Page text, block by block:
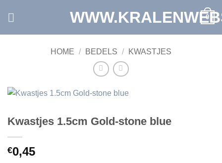
0
HOME / BEDELS / KWASTJES
Kwastjes 1.5cm Gold-stone blue
€0,45